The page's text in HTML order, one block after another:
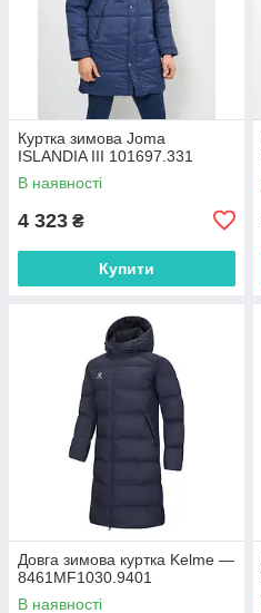
Куртка зимова Joma
ISLANDIA III 101697.331
В наявності
4 323 ₴
Купити
Довга зимова куртка Kelme —
8461MF1030.9401
В наявності